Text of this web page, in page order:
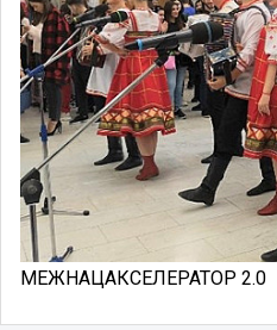
МЕЖНАЦАКСЕЛЕРАТОР 2.0